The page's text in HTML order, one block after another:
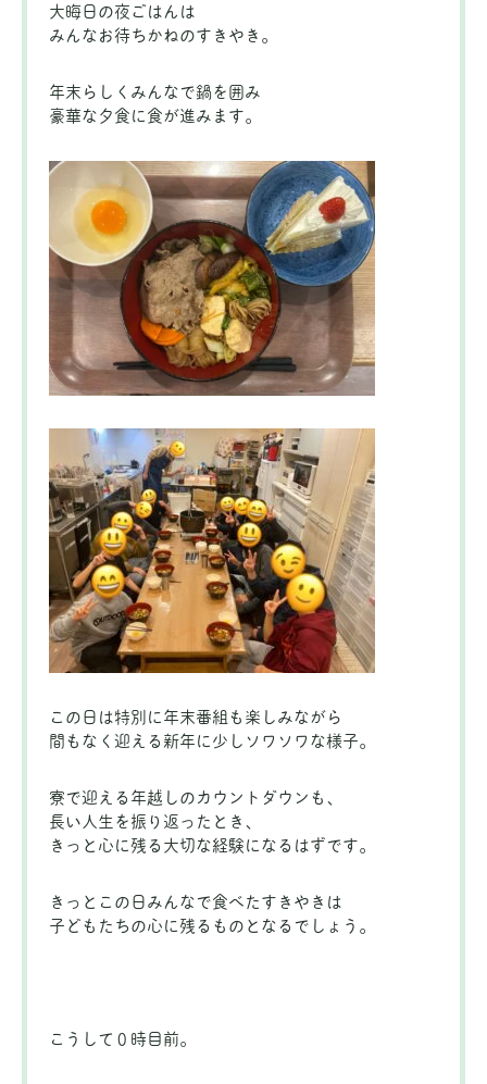
大晦日の夜ごはんは
みんなお待ちかねのすきやき。
年末らしくみんなで鍋を囲み
豪華な夕食に食が進みます。
この日は特別に年末番組も楽しみながら
間もなく迎える新年に少しソワソワな様子。
寮で迎える年越しのカウントダウンも、
長い人生を振り返ったとき、
きっと心に残る大切な経験になるはずです。
きっとこの日みんなで食べたすきやきは
子どもたちの心に残るものとなるでしょう。
こうして０時目前。